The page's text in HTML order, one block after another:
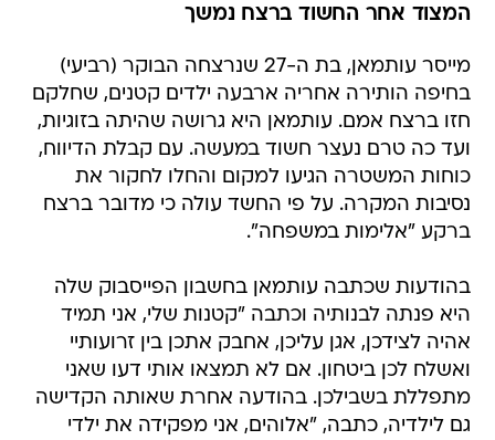
מייסר עותמאן, בת ה-27 שנרצחה הבוקר (רביעי)
חזו ברצח אמם. עותמאן היא גרושה שהיתה בזוגיות,
ועד כה טרם נעצר חשוד במעשה. עם קבלת הדיווח,
כוחות המשטרה הגיעו למקום והחלו לחקור את
נסיבות המקרה. על פי החשד עולה כי מדובר ברצח
ברקע "אלימות במשפחה".
בהודעות שכתבה עותמאן בחשבון הפייסבוק שלה
אהיה לצידכן, אגן עליכן, אחבק אתכן בין זרועותיי
ואשלח לכן ביטחון. אם לא תמצאו אותי דעו שאני
מתפללת בשבילכן. בהודעה אחרת שאותה הקדישה
גם לילדיה, כתבה, "אלוהים, אני מפקידה את ילדי
בידייך, הם כל חיי, הגן עליהם ושמור עליהם, הדרך
אותם וברך את חייהם, ואל תעביר את מצוקתי